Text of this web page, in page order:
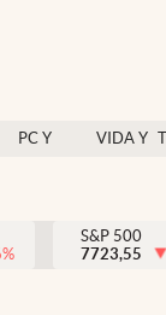
PC Y
VIDA Y
México
%
S&P 500
7723,55